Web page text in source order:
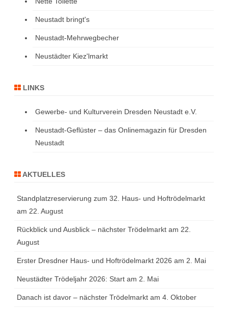
Neustadt bringt's
Neustadt-Mehrwegbecher
Neustädter Kiez'lmarkt
LINKS
Gewerbe- und Kulturverein Dresden Neustadt e.V.
Neustadt-Geflüster – das Onlinemagazin für Dresden
Neustadt
AKTUELLES
Standplatzreservierung zum 32. Haus- und Hoftrödelmarkt
am 22. August
Rückblick und Ausblick – nächster Trödelmarkt am 22.
August
Erster Dresdner Haus- und Hoftrödelmarkt 2026 am 2. Mai
Neustädter Trödeljahr 2026: Start am 2. Mai
Danach ist davor – nächster Trödelmarkt am 4. Oktober